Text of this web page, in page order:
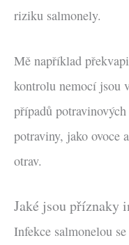
riziku salmonely.
Mě například
kontrolu nemocí jsou
případů
potraviny, jako ovoce
otrav.
Jaké jsou příznaky
Infekce salmonelou